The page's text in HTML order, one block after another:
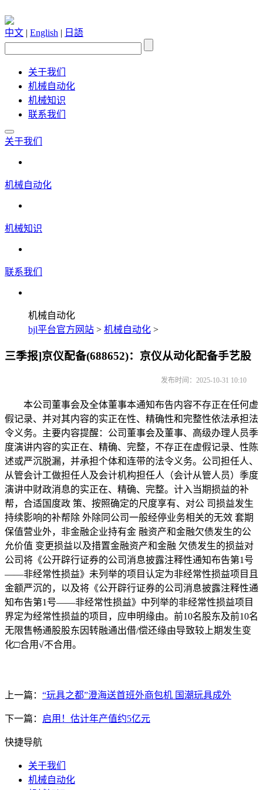
中文 | English | 日語
关于我们
机械自动化
机械知识
联系我们
关于我们
机械自动化
机械知识
联系我们
机械自动化
bjl平台官方网站 > 机械自动化 >
三季报]京仪配备(688652)：京仪从动化配备手艺股
发布时间：2025-10-31 10:10
本公司董事会及全体董事本通知布告内容不存正在任何虚
假记录、并对其内容的实正在性、精确性和完整性依法承担法
令义务。主要内容提醒：公司董事会及董事、高级办理人员季
度演讲内容的实正在、精确、完整，不存正在虚假记录、性陈
述或严沉脱漏，并承担个体和连带的法令义务。公司担任人、
从管会计工做担任人及会计机构担任人（会计从管人员）季度
演讲中财政消息的实正在、精确、完整。计入当期损益的补
帮，合适国度政 策、按照确定的尺度享有、对公 司损益发生
持续影响的补帮除 外除同公司一般经停业务相关的无效 套期
保值营业外，非金融企业持有金 融资产和金融欠债发生的公
允价值 变更损益以及措置金融资产和金融 欠债发生的损益对
公司将《公开辟行证券的公司消息披露注释性通知布告第1号
——非经常性损益》未列举的项目认定为非经常性损益项目且
金额严沉的，以及将《公开辟行证券的公司消息披露注释性通
知布告第1号——非经常性损益》中列举的非经常性损益项目
界定为经常性损益的项目，应申明缘由。前10名股东及前10名
无限售畅通股股东因转融通出借/偿还缘由导致较上期发生变
化□合用√不合用。
上一篇： “玩具之都”澄海送首班外商包机 国潮玩具成外
下一篇： 启用！估计年产值约5亿元
快捷导航
关于我们
机械自动化